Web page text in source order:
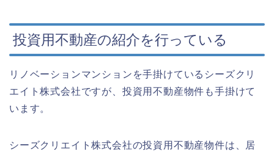
投資用不動産の紹介を行っている
リノベーションマンションを手掛けているシーズクリ
エイト株式会社ですが、投資用不動産物件も手掛けて
います。
シーズクリエイト株式会社の投資用不動産物件は、居